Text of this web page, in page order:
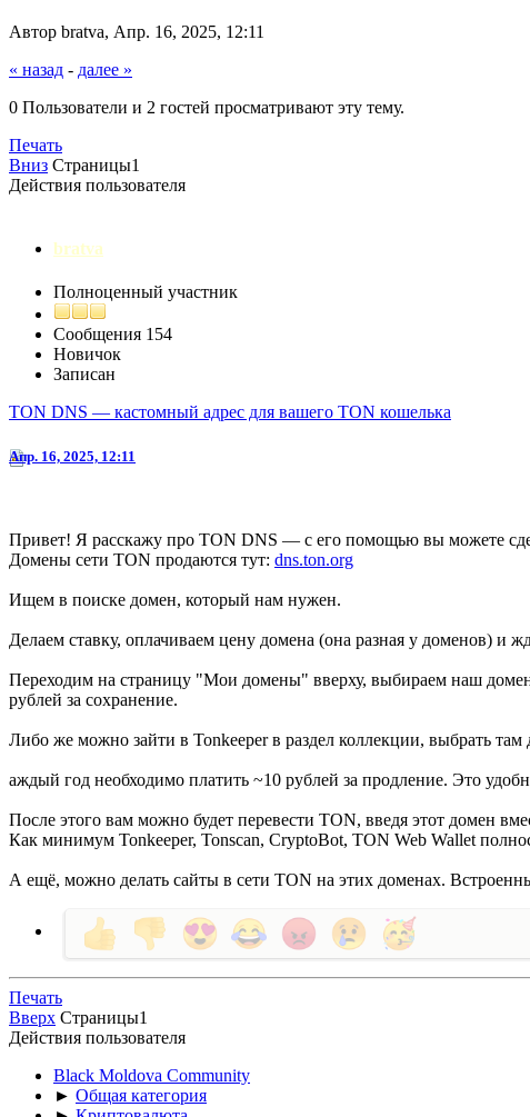
Автор bratva, Апр. 16, 2025, 12:11
« назад - далее »
0 Пользователи и 2 гостей просматривают эту тему.
Печать
Вниз Страницы1
Действия пользователя
bratva
Полноценный участник
Сообщения 154
Новичок
Записан
TON DNS — кастомный адрес для вашего TON кошелька
Апр. 16, 2025, 12:11
Привет! Я расскажу про TON DNS — с его помощью вы можете
Домены сети TON продаются тут: dns.ton.org
Ищем в поиске домен, который нам нужен.
Делаем ставку, оплачиваем цену домена (она разная у доменов) и
Переходим на страницу "Мои домены" вверху, выбираем наш
рублей за сохранение.
Либо же можно зайти в Tonkeeper в раздел коллекции, выбрать
аждый год необходимо платить ~10 рублей за продление. Это
После этого вам можно будет перевести TON, введя этот домен
Как минимум Tonkeeper, Tonscan, CryptoBot, TON Web Wallet
А ещё, можно делать сайты в сети TON на этих доменах.
Печать
Вверх Страницы1
Действия пользователя
Black Moldova Community
► Общая категория